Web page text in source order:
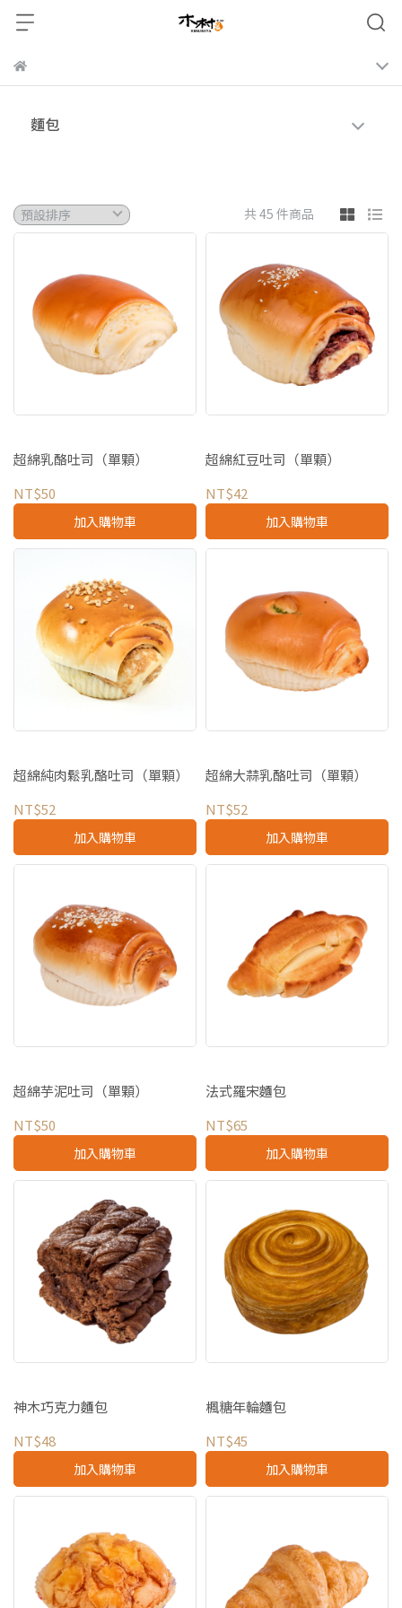
麵包
共 45 件商品
超綿乳酪吐司（單顆）
NT$50
加入購物車
超綿紅豆吐司（單顆）
NT$42
加入購物車
超綿純肉鬆乳酪吐司（單顆）
NT$52
加入購物車
超綿大蒜乳酪吐司（單顆）
NT$52
加入購物車
超綿芋泥吐司（單顆）
NT$50
加入購物車
法式羅宋麵包
NT$65
加入購物車
神木巧克力麵包
NT$48
加入購物車
楓糖年輪麵包
NT$45
加入購物車